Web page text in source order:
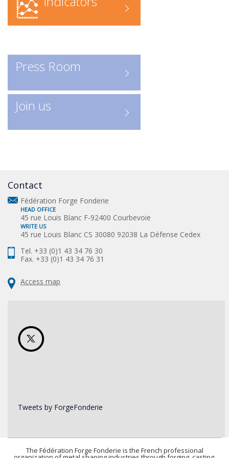
federation/rechercher-une-
entreprise-forge-fonderie/contact
directement à l’annuaire numérique
Consulter les entreprises :
Un outil indispensable pour
découvrir les acteurs clés de la
Press Room
Join us
Contact
Fédération Forge Fonderie
HEAD OFFICE
45 rue Louis Blanc F-92400 Courbevoie
WRITE US
45 rue Louis Blanc CS 30080 92038 La Défense Cedex
Tel. +33 (0)1 43 34 76 30
Fax. +33 (0)1 43 34 76 31
Access map
Tweets by ForgeFonderie
The Fédération Forge Fonderie is the French professional